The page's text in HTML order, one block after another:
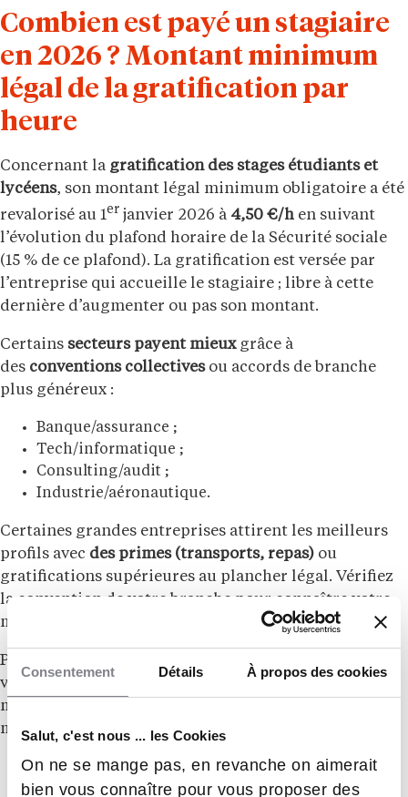
Consentement Détails À propos des cookies
Salut, c'est nous ... les Cookies
On ne se mange pas, en revanche on aimerait
bien vous connaître pour vous proposer des
Combien est payé un stagiaire
en 2026 ? Montant minimum
légal de la gratification par
heure
Concernant la gratification des stages étudiants et
lycéens, son montant légal minimum obligatoire a été
revalorisé au 1er janvier 2026 à 4,50 €/h en suivant
l’évolution du plafond horaire de la Sécurité sociale
(15 % de ce plafond). La gratification est versée par
l’entreprise qui accueille le stagiaire ; libre à cette
dernière d’augmenter ou pas son montant.
Certains secteurs payent mieuxgrâce à
des conventions collectivesou accords de branche
plus généreux :
Banque/assurance ;
Tech/informatique ;
Consulting/audit ;
Industrie/aéronautique.
Certaines grandes entreprises attirent les meilleurs
profils avec des primes (transports, repas) ou
gratifications supérieures au plancher légal. Vérifiez
la convention de votre branche pour connaître votre
minimum réel.
Pour les stagiaires en filière professionnelle
verse des indemnités ou des allocations de stage. Le
montant de celles-ci est identique partout en France
mais varie selon l’année d’enseignement :
Seconde bac pro/1ère année CAP :50 €/semaine;
ère ème